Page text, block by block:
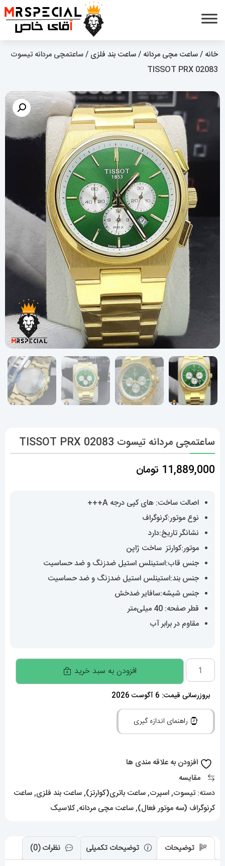
خانه /ساعت مچی مردانه /ساعت بند فلزی / ساعتمچی مردانه تیسوت
02083 TISSOT PRX
ساعتمچی مردانه تیسوت 02083 TISSOT PRX
11,889,000 تومان
اصالت ساخت: های کپی درجه A+++
نوع موتور:کرنوگراف
نشانگر تاریخ:دارد
موتور:کوارتز ساخت ژاپن
جنس قاب:استینلس استیل ضدزنگ و ضد حساسیت
جنس بند:استینلس استیل ضدزنگ و ضد حساسیت
جنس شیشه:سافایر ضدخش
قطر صفحه: 40 میلی‌متر
مقاوم در برابر آب
ساعتمچی
مردانه
تیسوت
02083
TISSOT
افزودن به سبد خرید
بروزرسانی قیمت: 6 آگوست 2026
راهنمای اندازه گیری
افزودن به علاقه مندی ها
مقایسه
دسته:تیسوت,اسپرت,ساعت باتری(کوارتز),ساعت بند فلزی,ساعت
کرنوگراف (سه موتور فعال),ساعت مچی مردانه,کلاسیک
توضیحات توضیحات تکمیلی نظرات (0)